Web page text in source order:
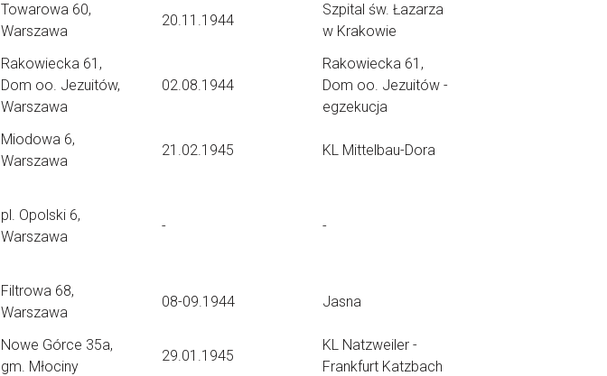
Towarowa 60,
Warszawa
20.11.1944
Szpital św. Łazarza
w Krakowie
Rakowiecka 61,
Dom oo. Jezuitów,
Warszawa
02.08.1944
Rakowiecka 61,
Dom oo. Jezuitów -
egzekucja
Miodowa 6,
Warszawa
21.02.1945 KL Mittelbau-Dora
pl. Opolski 6,
Warszawa
- -
Filtrowa 68,
Warszawa
08-09.1944 Jasna
Nowe Górce 35a,
gm. Młociny
29.01.1945
KL Natzweiler -
Frankfurt Katzbach